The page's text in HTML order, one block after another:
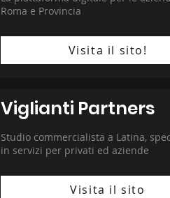
Roma e Provincia
Visita il sito!
Viglianti Partners
Studio commercialista a Latina,
in servizi per privati ed aziende
Visita il sito